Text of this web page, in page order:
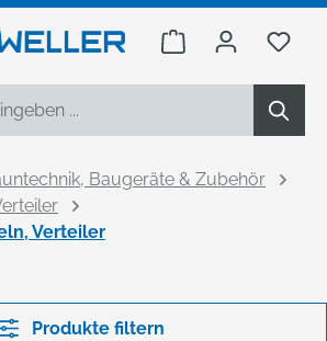
Warenkorb Du
Baugeräte & Zubehör
Verteiler
Produkte filtern